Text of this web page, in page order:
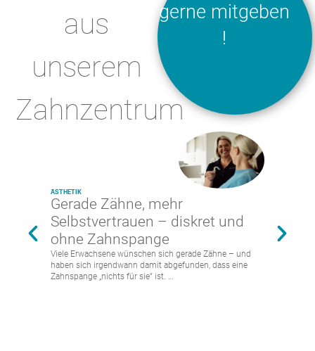
aus
unserem
Zahnzentrum
gerne mitgeben
!
ÄSTHETIK
Gerade Zähne, mehr
Selbstvertrauen – diskret und
ohne Zahnspange
Viele Erwachsene wünschen sich gerade Zähne – und
haben sich irgendwann damit abgefunden, dass eine
Zahnspange „nichts für sie“ ist. …